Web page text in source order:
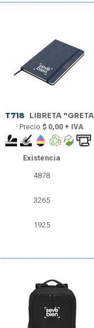
T718 LIBRETA
Precio $ 0,00 + IVA
Existencia
4878
3265
1925